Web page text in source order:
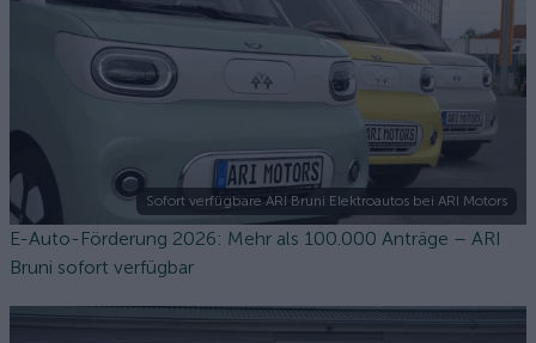
Sofort verfügbare ARI Bruni Elektroautos bei ARI Motors
E-Auto-Förderung 2026: Mehr als 100.000 Anträge – ARI
Bruni sofort verfügbar